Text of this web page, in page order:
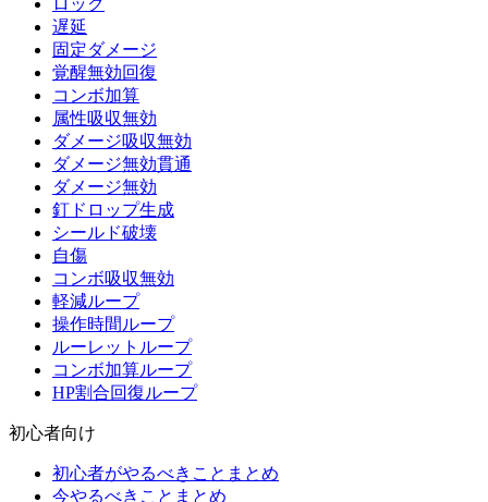
ロック
遅延
固定ダメージ
覚醒無効回復
コンボ加算
属性吸収無効
ダメージ吸収無効
ダメージ無効貫通
ダメージ無効
釘ドロップ生成
シールド破壊
自傷
コンボ吸収無効
軽減ループ
操作時間ループ
ルーレットループ
コンボ加算ループ
HP割合回復ループ
初心者向け
初心者がやるべきことまとめ
今やるべきことまとめ